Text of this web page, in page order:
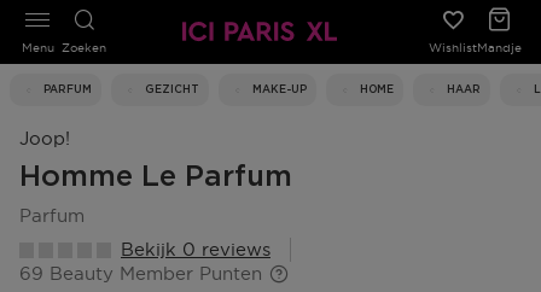
Zoeken WishlistMandje
PARFUM GEZICHT MAKE-UP HOME HAAR
Menu
Joop!
Homme Le Parfum
parfum
Bekijk 0 reviews
69 Beauty Member Punten